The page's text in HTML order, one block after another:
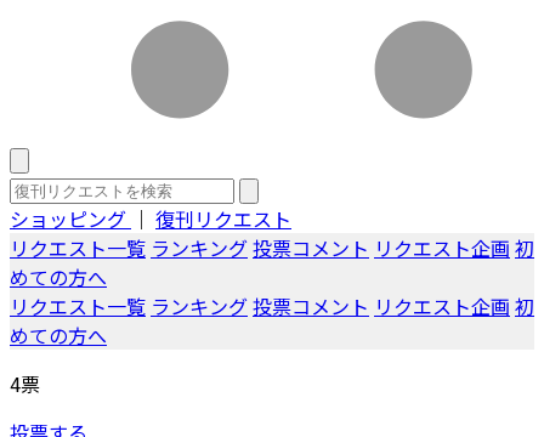
ショッピング ｜ 復刊リクエスト
リクエスト一覧 ランキング投票コメント リクエスト企画 初
めての方へ
リクエスト一覧 ランキング投票コメント リクエスト企画 初
めての方へ
4票